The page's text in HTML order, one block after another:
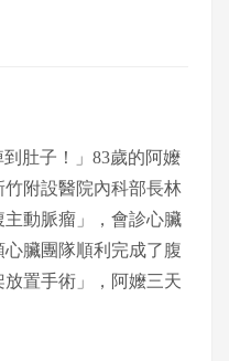
到肚子！」83歲的阿嬤
附設醫院內科部長林
動脈瘤」，會診心臟
臟團隊順利完成了腹
置手術」，阿嬤三天